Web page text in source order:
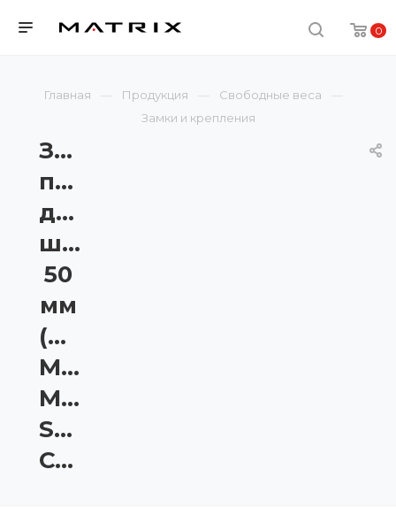
0
Главная Продукция
Свободные веса
Замки и крепления
Замки
пружинные
для
штанги
50
мм
(пара).
Matrix
MAC-
SPRING
COLLAR